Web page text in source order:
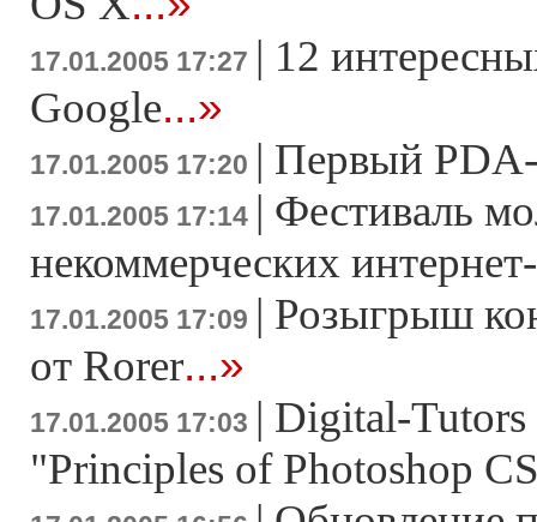
17.01.2005 17:27 | 12
Google...»
17.01.2005 17:20 | Первый PDA-
17.01.2005 17:14 | Фестиваль
некоммерческих
17.01.2005 17:09 | Розыгрыш
от Rorer...»
17.01.2005 17:03 | Digital-Tutors
"Principles of Photoshop